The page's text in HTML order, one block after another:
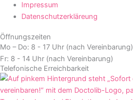
Impressum
Datenschutzerkläreung
Öffnungszeiten
Mo – Do: 8 - 17 Uhr (nach Vereinbarung)
Fr: 8 - 14 Uhr (nach Vereinbarung)
Telefonische Erreichbarkeit